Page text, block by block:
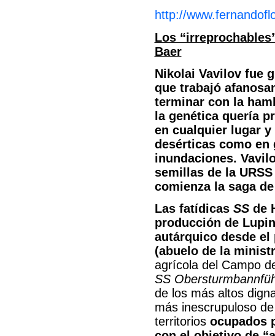
http://
Los
Baer
Nikolai Vavilov fue
que trabajó
terminar con la
la genética quería
en cualquier lugar
desérticas como en
inundaciones.
semillas de la
comienza la saga
Las fatídicas SSde
producción de
autárquico desde
(abuelo de la
agrícola del Campo
SS
de los más altos
más inescrupuloso
territorios ocupados